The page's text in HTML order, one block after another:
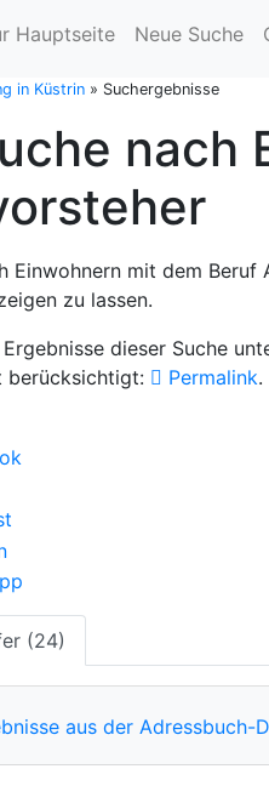
Hauptseite Neue Suche
in Küstrin » Suchergebnisse
nach
Einwohnern mit dem
zu lassen.
dieser Suche
berücksichtigt:
Permalink.
(24)
aus der Adressbuch-